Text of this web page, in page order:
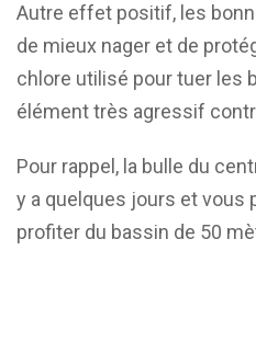
Autre effet positif, les
de mieux nager et de
chlore utilisé pour tuer les
élément très agressif
Pour rappel, la bulle du
y a quelques jours et vous
profiter du bassin de 50